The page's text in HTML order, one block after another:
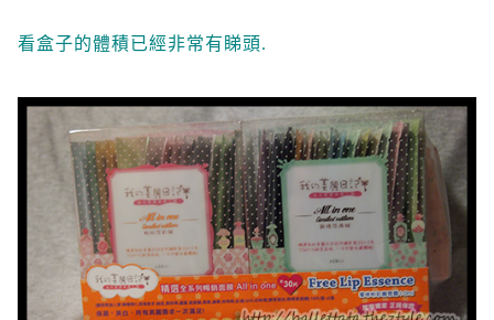
看盒子的體積已經非常有睇頭.